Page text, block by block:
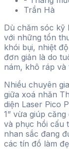
Trần Hà
Dù chăm sóc kỹ
với những tổn
khói bụi, nhiệt
đơn giản là do
nám, khô ráp và
Nhiều chuyên
giữa xoá nhăn
diện Laser Pico
1” vừa giúp
và phục hồi cấu
nhan sắc đang
các tín đồ làm